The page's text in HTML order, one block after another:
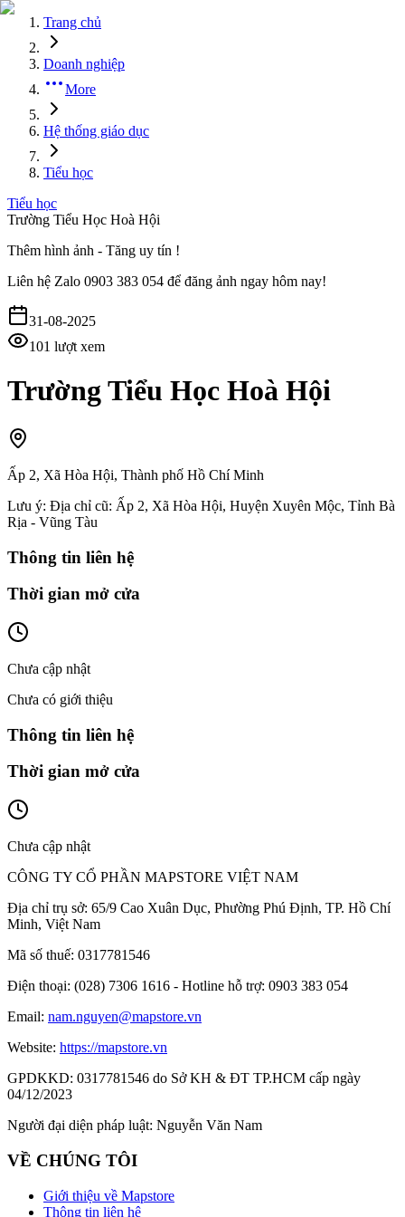
Trang chủ
Doanh nghiệp
More
Hệ thống giáo dục
Tiểu học
Tiểu học
Trường Tiểu Học Hoà Hội
Thêm hình ảnh - Tăng uy tín !
Liên hệ Zalo 0903 383 054 để đăng ảnh ngay hôm nay!
31-08-2025
101 lượt xem
Trường Tiểu Học Hoà Hội
Ấp 2, Xã Hòa Hội, Thành phố Hồ Chí Minh
Lưu ý: Địa chỉ cũ: Ấp 2, Xã Hòa Hội, Huyện Xuyên Mộc, Tỉnh Bà
Rịa - Vũng Tàu
Thông tin liên hệ
Thời gian mở cửa
Chưa cập nhật
Chưa có giới thiệu
Thông tin liên hệ
Thời gian mở cửa
Chưa cập nhật
CÔNG TY CỔ PHẦN MAPSTORE VIỆT NAM
Địa chỉ trụ sở: 65/9 Cao Xuân Dục, Phường Phú Định, TP. Hồ Chí
Minh, Việt Nam
Mã số thuế: 0317781546
Điện thoại: (028) 7306 1616 - Hotline hỗ trợ: 0903 383 054
Email: nam.nguyen@mapstore.vn
Website: https://mapstore.vn
GPDKKD: 0317781546 do Sở KH & ĐT TP.HCM cấp ngày
04/12/2023
Người đại diện pháp luật: Nguyễn Văn Nam
VỀ CHÚNG TÔI
Giới thiệu về Mapstore
Thông tin liên hệ